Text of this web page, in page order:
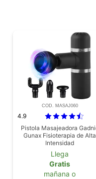
COD. MASAJ060
4.9
Pistola Masajeadora
Gunax Fisioterapia de Alta
Intensidad
Llega
Gratis
mañana o